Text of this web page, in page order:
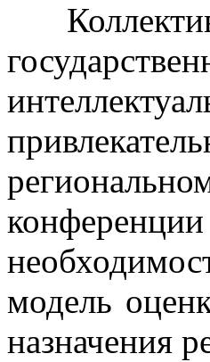
Коллектив
модель
назначения